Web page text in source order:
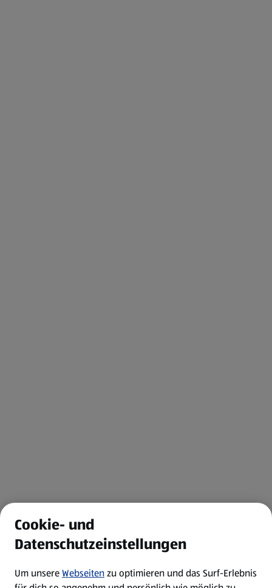
Cookie- und
Datenschutzeinstellungen
Um unsereWebseitenzu optimieren und das Surf-Erlebnis